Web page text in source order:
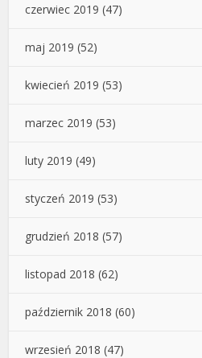
czerwiec 2019 (47)
maj 2019 (52)
kwiecień 2019 (53)
marzec 2019 (53)
luty 2019 (49)
styczeń 2019 (53)
grudzień 2018 (57)
listopad 2018 (62)
październik 2018 (60)
wrzesień 2018 (47)